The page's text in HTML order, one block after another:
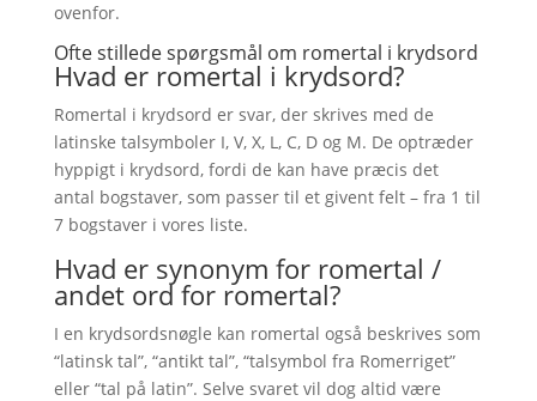
ovenfor.
Ofte stillede spørgsmål om romertal i krydsord
Hvad er romertal i krydsord?
Romertal i krydsord er svar, der skrives med de
latinske talsymboler I, V, X, L, C, D og M. De optræder
hyppigt i krydsord, fordi de kan have præcis det
antal bogstaver, som passer til et givent felt – fra 1 til
7 bogstaver i vores liste.
Hvad er synonym for romertal /
andet ord for romertal?
I en krydsordsnøgle kan romertal også beskrives som
“latinsk tal”, “antikt tal”, “talsymbol fra Romerriget”
eller “tal på latin”. Selve svaret vil dog altid være